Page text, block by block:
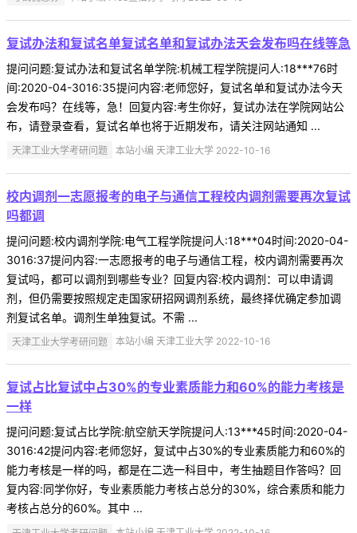
复试办法和复试名单复试名单和复试办法天会发布吗在线等急
提问问题:复试办法和复试名单学院:机械工程学院提问人:18***76时
间:2020-04-3016:35提问内容:老师您好，复试名单和复试办法今天
会发布吗？在线等，急！回复内容:考生你好，复试办法在学院网站公
布，请登录查看，复试名单也将于近期发布，请关注网站通知 ...
天津工业大学考研问题 本站小编 天津工业大学 2022-10-16
校内调剂一志愿报考的电子与通信工程校内调剂需要再次复试
吗都调
提问问题:校内调剂学院:电气工程学院提问人:18***04时间:2020-04-
3016:37提问内容:一志愿报考的电子与通信工程，校内调剂需要再次
复试吗，都可以调剂到哪些专业？回复内容:校内调剂：可以申请调
剂，但仍需要按照规定走国家研招网调剂系统，最终择优确定参加调
剂复试名单。调剂生单独复试。不需 ...
天津工业大学考研问题 本站小编 天津工业大学 2022-10-16
复试占比复试中占30%的专业素质能力和60%的能力考核是
一样
提问问题:复试占比学院:航空航天学院提问人:13***45时间:2020-04-
3016:42提问内容:老师您好，复试中占30%的专业素质能力和60%的
能力考核是一样的吗，都是在二选一科目中，考生抽题目作答吗？回
复内容:同学你好，专业素质能力考核占总分的30%，综合素质和能力
考核占总分的60%。其中 ...